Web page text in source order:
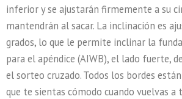
inferior y se ajustarán firmemente a su
mantendrán al sacar. La inclinación es
grados, lo que le permite inclinar la
para el apéndice (AIWB), el lado fuerte,
el sorteo cruzado. Todos los bordes
que te sientas cómodo cuando vuelvas a